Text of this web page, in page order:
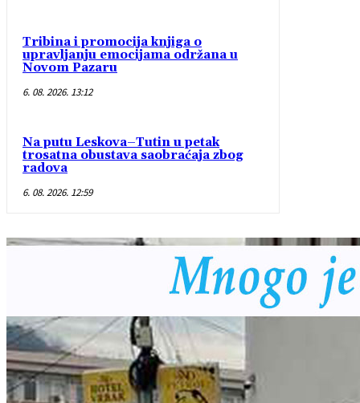
Tribina i promocija knjiga o
upravljanju emocijama održana u
Novom Pazaru
6. 08. 2026. 13:12
Na putu Leskova–Tutin u petak
trosatna obustava saobraćaja zbog
radova
6. 08. 2026. 12:59